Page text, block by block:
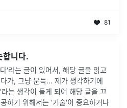
81
합니다.
'라는 글이 있어서, 해당 글을 읽고
가, 그냥 문득... 제가 생각하기에
는 생각이 들게 되어 해당 글을 끄
하기 위해서는 '기술'이 중요하거나